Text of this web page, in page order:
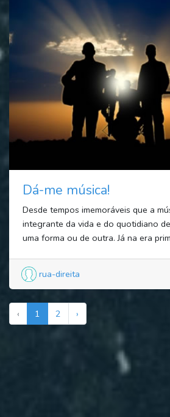
Dá-me música!
Desde tempos imemoráveis que a
integrante da vida e do quotidiano
uma forma ou de outra. Já na era
rua-direita
‹ 1 2 ›